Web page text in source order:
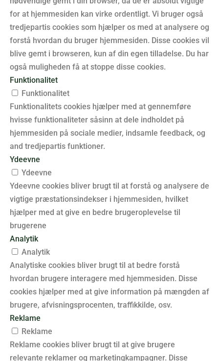
for at hjemmesiden kan virke ordentligt. Vi bruger også
tredjepartis cookies som hjælper os med at analysere og
forstå hvordan du bruger hjemmesiden. Disse cookies vil
blive gemt i browseren, kun af din egen tilladelse. Du har
også muligheden få at stoppe disse cookies.
Funktionalitet
Funktionalitet
Funktionalitets cookies hjælper med at gennemføre
hvisse funktionaliteter såsinn at dele indholdet på
hjemmesiden på sociale medier, indsamle feedback, og
and tredjepartis funktioner.
Ydeevne
Ydeevne
Ydeevne cookies bliver brugt til at forstå og analysere de
vigtige præstationsindekser i hjemmesiden, hvilket
hjælper med at give en bedre brugeroplevelse til
brugerene
Analytik
Analytik
Analytiske cookies bliver brugt til at bedre forstå
hvordan brugere interagere med hjemmesiden. Disse
cookies hjælper med at give information på mængden af
brugere, afvisningsprocenten, traffikkilde, osv.
Reklame
Reklame
Reklame cookies bliver brugt til at give brugere
relevante reklamer og marketingkampagner. Disse